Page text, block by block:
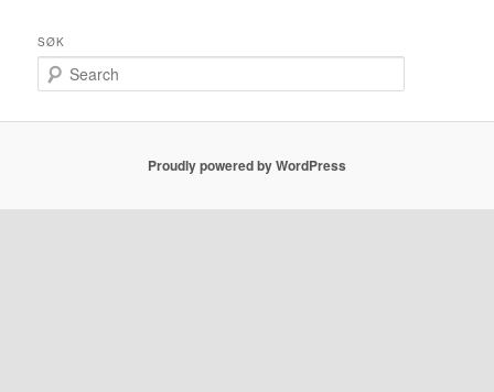
SØK
e
Proudly powered by WordPress